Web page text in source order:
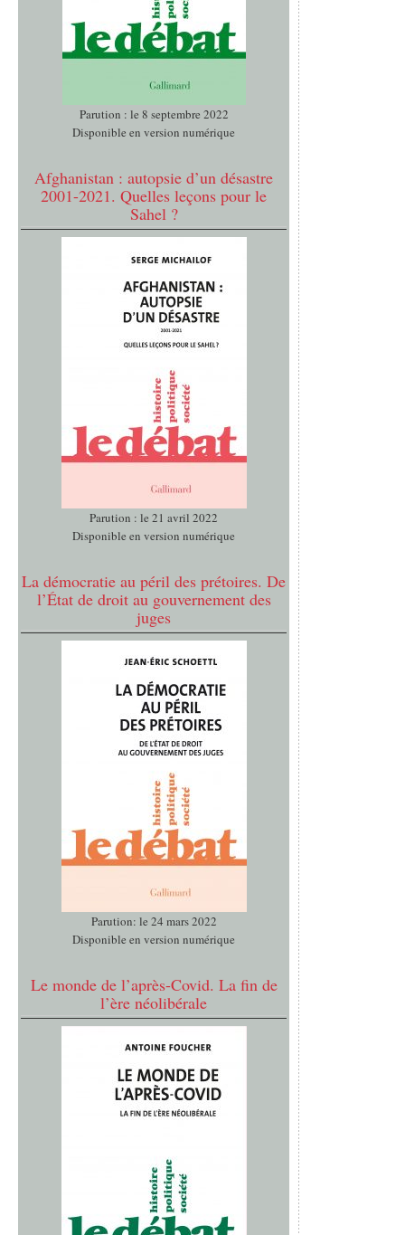
Parution : le 8 septembre 2022
Disponible en version numérique
Afghanistan : autopsie d’un désastre
2001-2021. Quelles leçons pour le
Sahel ?
Parution : le 21 avril 2022
Disponible en version numérique
La démocratie au péril des prétoires. De
l’État de droit au gouvernement des
juges
Parution: le 24 mars 2022
Disponible en version numérique
Le monde de l’après-Covid. La fin de
l’ère néolibérale